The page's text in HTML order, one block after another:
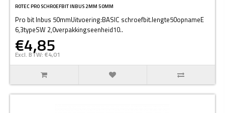
ROTEC PRO SCHROEFBIT INBUS 2MM 50MM
Pro bit Inbus 50mmUitvoering:BASIC schroefbit.lengte50opnameE
6,3typeSW 2,0verpakkingseenheid10..
€4,85
Excl. BTW: €4,01